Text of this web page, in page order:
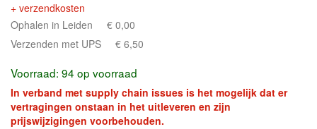
+ verzendkosten
Ophalen in Leiden
€ 0,00
Verzenden met UPS
€ 6,50
Voorraad: 94 op voorraad
In verband met supply chain issues is het mogelijk dat er
vertragingen onstaan in het uitleveren en zijn
prijswijzigingen voorbehouden.